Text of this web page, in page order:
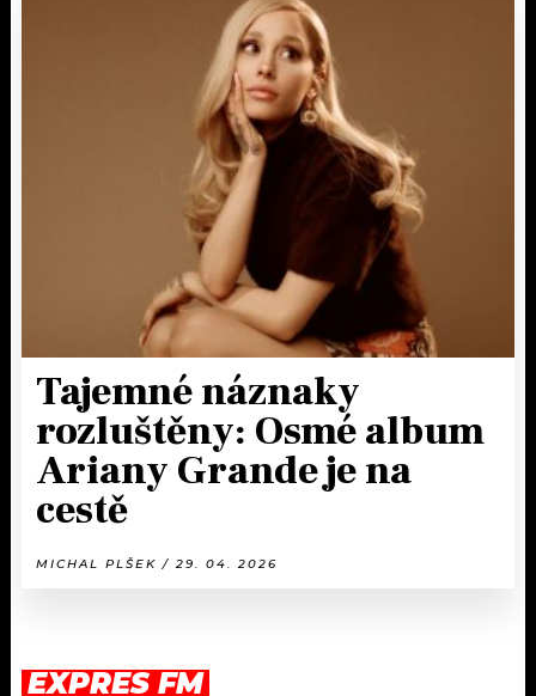
Tajemné náznaky
rozluštěny: Osmé album
Ariany Grande je na
cestě
MICHAL PLŠEK / 29. 04. 2026
EXPRES FM